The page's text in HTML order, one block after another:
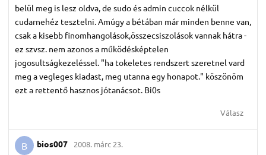
belül meg is lesz oldva, de sudo és admin cuccok nélkül
cudarnehéz tesztelni. Amúgy a bétában már minden benne van,
csak a kisebb finomhangolások,összecsiszolások vannak hátra -
ez szvsz. nem azonos a működésképtelen
jogosultságkezeléssel. "ha tokeletes rendszert szeretnel vard
meg a vegleges kiadast, meg utanna egy honapot." köszönöm
ezt a rettentő hasznos jótanácsot. Bi0s
Válasz
B bios007 2008. márc 23.